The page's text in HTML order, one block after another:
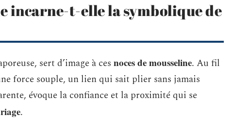
incarne-t-elle la symbolique de
sert d’image à ces noces de mousseline. Au fil
force souple, un lien qui sait plier sans jamais
évoque la confiance et la proximité qui se
.